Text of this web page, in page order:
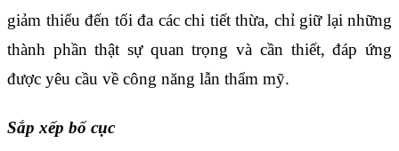
giảm thiểu đến tối đa các chi tiết thừa, chỉ giữ lại những
thành phần thật sự quan trọng và cần thiết, đáp ứng
được yêu cầu về công năng lẫn thẩm mỹ.
Sắp xếp bố cục